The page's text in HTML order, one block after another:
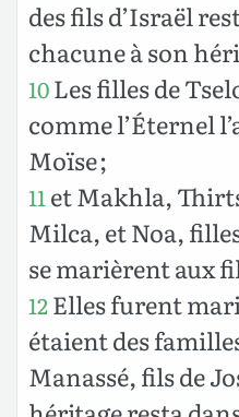
des fils d’Israël
chacune à son
10Les filles de
comme l’Éternel
Moïse ;
11 et Makhla,
Milca, et Noa,
se marièrent aux
12Elles furent
étaient des
Manassé, fils de